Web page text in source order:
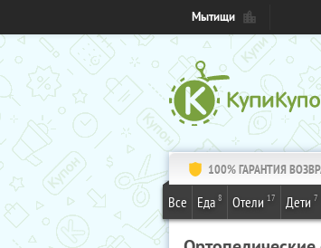
Мытищи
100% ГАРАНТИЯ
Все Еда 8 Отели 17 Дети 7